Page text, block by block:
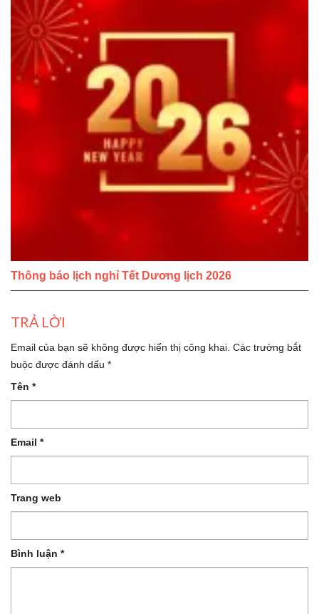
Thông báo lịch nghỉ Tết Dương lịch 2026
TRẢ LỜI
Email của bạn sẽ không được hiển thị công khai. Các trường bắt
buộc được đánh dấu *
Tên *
Email *
Trang web
Bình luận *